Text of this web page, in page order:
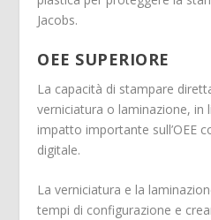
Jacobs.
OEE SUPERIORE
La capacità di stampare
verniciatura o laminazione, in
impatto importante sull’OEE
digitale.
La verniciatura e la
tempi di configurazione e